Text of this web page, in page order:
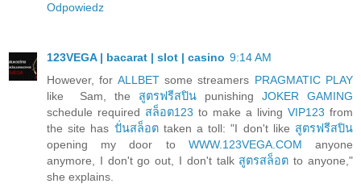
Odpowiedz
123VEGA | bacarat | slot | casino 9:14 AM
However, for ALLBETsome streamers PRAGMATIC PLAY
like Sam, the สูตรฟรีสปิน punishing JOKER GAMING
schedule required สล็อต123 to make a living VIP123 from
the site has ปั่นสล็อตtaken a toll: "I don't like สูตรฟรีสปิน
opening my door to WWW.123VEGA.COM anyone
anymore, I don't go out, I don't talk สูตรสล็อต to anyone,"
she explains.